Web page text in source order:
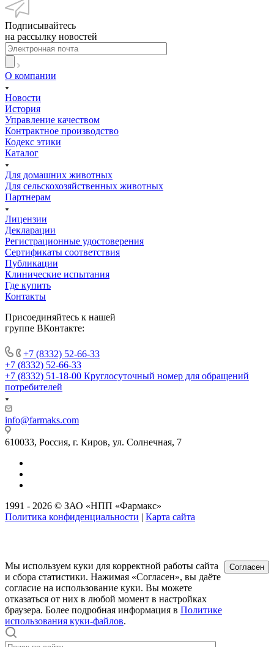
Подписывайтесь
на рассылку новостей
О компании
Новости
История
Управление качеством
Контрактное производство
Кодекс этики
Каталог
Для домашних животных
Для сельскохозяйственных животных
Партнерам
Лицензии
Декларации
Регистрационные удостоверения
Сертификаты соответствия
Публикации
Клинические испытания
Где купить
Контакты
Присоединяйтесь к нашей
группе ВКонтакте:
+7 (8332) 52-66-33
+7 (8332) 52-66-33
+7 (8332) 51-18-00 Круглосуточный номер для обращений
потребителей
info@farmaks.com
610033, Россия, г. Киров, ул. Солнечная, 7
1991 - 2026 © ЗАО «НПП «Фармакс»
Политика конфиденциальности | Карта сайта
Мы используем куки для корректной работы сайта
и сбора статистики. Нажимая «Согласен», вы даёте
согласие на использование куки. Вы можете
отказаться от них в любой момент в настройках
браузера. Более подробная информация в Политике
использования куки-файлов.
Согласен